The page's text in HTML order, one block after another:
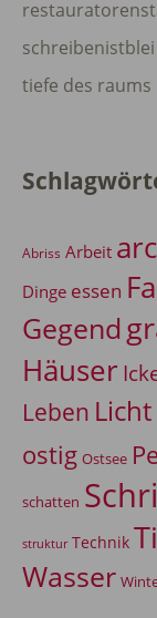
schreibenistblei
tiefe des raums
Abriss Arbeit
Dinge essen
Gegend
Häuser
Leben Licht
ostig Ostsee
schatten
struktur Technik
Wasser